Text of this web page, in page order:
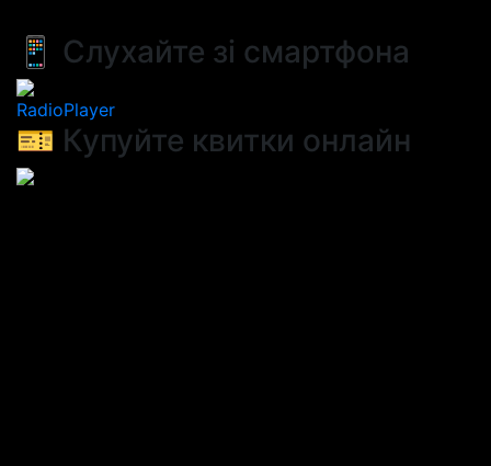
📱 Слухайте зі смартфона
RadioPlayer
🎫 Купуйте квитки онлайн